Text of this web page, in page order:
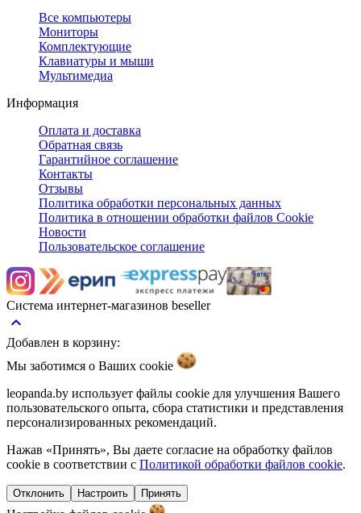
Все компьютеры
Мониторы
Комплектующие
Клавиатуры и мыши
Мультимедиа
Информация
Оплата и доставка
Обратная связь
Гарантийное соглашение
Контакты
Отзывы
Политика обработки персональных данных
Политика в отношении обработки файлов Cookie
Новости
Пользовательское соглашение
Система интернет-магазинов beseller
keyboard_arrow_up
Добавлен в корзину:
Мы заботимся о Ваших cookie
leopanda.by использует файлы cookie для улучшения Вашего
пользовательского опыта, сбора статистики и представления
персонализированных рекомендаций.
Нажав «Принять», Вы даете согласие на обработку файлов
cookie в соответствии с Политикой обработки файлов cookie.
Отклонить Настроить Принять